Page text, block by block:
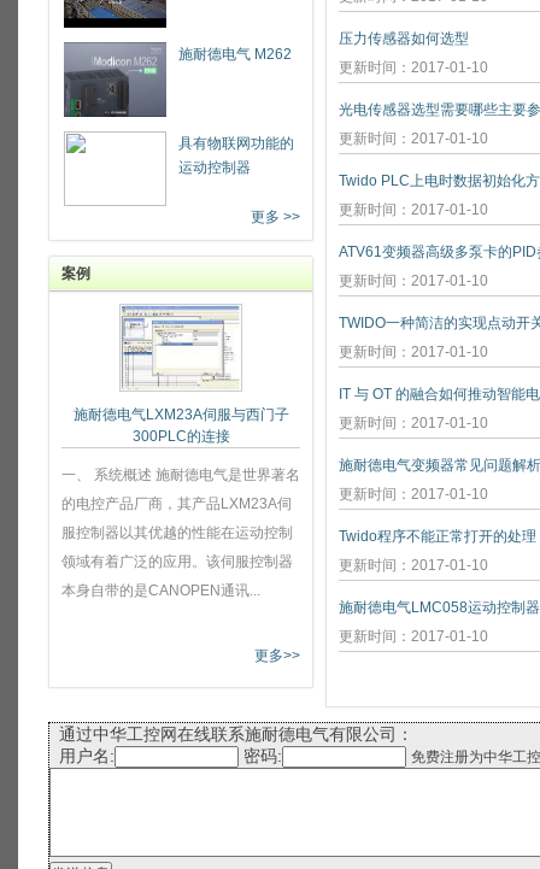
施耐德电气 M262
具有物联网功能的
运动控制器
更多 >>
案例
施耐德电气LXM23A伺服与西门子
300PLC的连接
一、 系统概述 施耐德电气是世界著名
的电控产品厂商，其产品LXM23A伺
服控制器以其优越的性能在运动控制
领域有着广泛的应用。该伺服控制器
本身自带的是CANOPEN通讯...
更多>>
压力传感器如何选型
更新时间：2017-01-10
光电传感器选型需要哪些主要
更新时间：2017-01-10
Twido PLC上电时数据初始化
更新时间：2017-01-10
ATV61变频器高级多泵卡的
更新时间：2017-01-10
TWIDO一种简洁的实现点动开
更新时间：2017-01-10
IT 与 OT 的融合如何推动智能
更新时间：2017-01-10
施耐德电气变频器常见问题解析
更新时间：2017-01-10
Twido程序不能正常打开的处理
更新时间：2017-01-10
施耐德电气LMC058运动控制
更新时间：2017-01-10
通过中华工控网在线联系施耐德电气有限公司：
用户名:
密码: 免费注册为中华工